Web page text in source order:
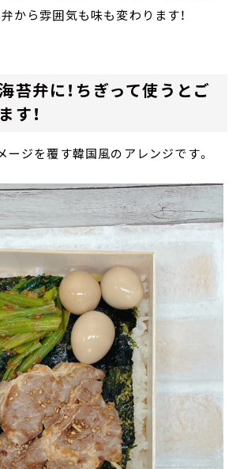
から雰囲気も味も変わります！
苔弁に！ちぎって使うとご
す！
ージを覆す韓国風のアレンジです。